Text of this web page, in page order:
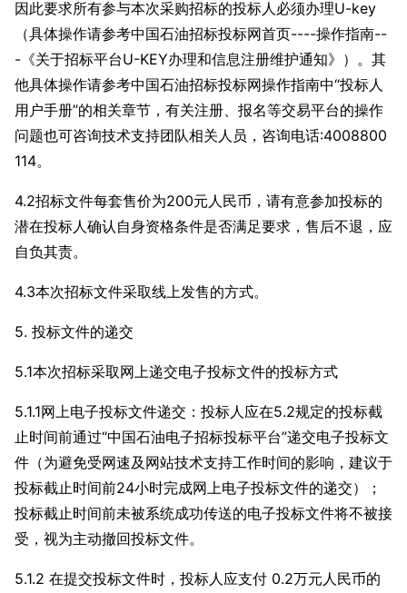
因此要求所有参与本次采购招标的投标人必须办理U-key
（具体操作请参考中国石油招标投标网首页----操作指南--
-《关于招标平台U-KEY办理和信息注册维护通知》）。其
他具体操作请参考中国石油招标投标网操作指南中“投标人
用户手册”的相关章节，有关注册、报名等交易平台的操作
问题也可咨询技术支持团队相关人员，咨询电话:4008800
114。
4.2招标文件每套售价为200元人民币，请有意参加投标的
潜在投标人确认自身资格条件是否满足要求，售后不退，应
自负其责。
4.3本次招标文件采取线上发售的方式。
5. 投标文件的递交
5.1本次招标采取网上递交电子投标文件的投标方式
5.1.1网上电子投标文件递交： 投标人应在5.2规定的投标截
止时间前通过“中国石油电子招标投标平台”递交电子投标文
件（为避免受网速及网站技术支持工作时间的影响，建议于
投标截止时间前24小时完成网上电子投标文件的递交）；
投标截止时间前未被系统成功传送的电子投标文件将不被接
受，视为主动撤回投标文件。
5.1.2 在提交投标文件时，投标人应支付 0.2万元人民币的